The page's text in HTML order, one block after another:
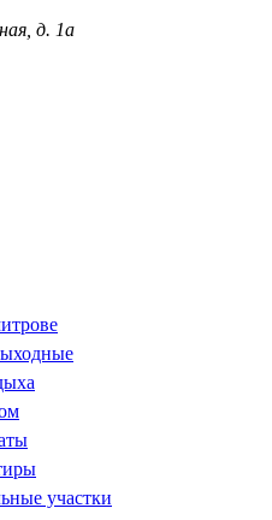
д. 1а
участки